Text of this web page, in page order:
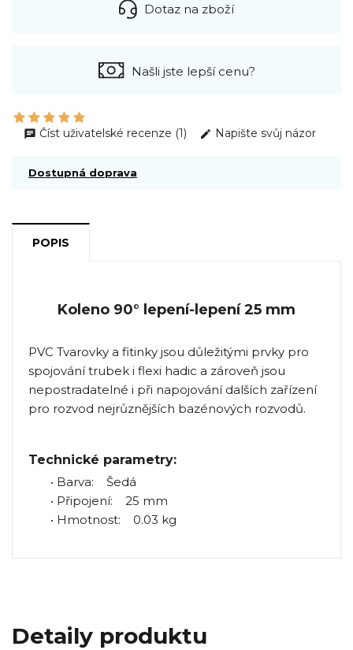
Dotaz na zboží
Našli jste lepší cenu?
Číst uživatelské recenze (1) Napište svůj názor
Dostupná doprava
POPIS
Koleno 90° lepení-lepení 25 mm
PVC Tvarovky a fitinky jsou důležitými prvky pro
spojování trubek i flexi hadic a zároveň jsou
nepostradatelné i při napojování dalších zařízení
pro rozvod nejrůznějších bazénových rozvodů.
Technické parametry:
• Barva: Šedá
• Připojení: 25 mm
• Hmotnost: 0.03 kg
Detaily produktu